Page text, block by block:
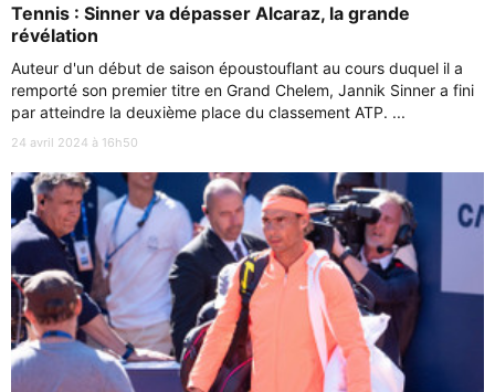
Tennis : Sinner va dépasser Alcaraz, la grande
révélation
Auteur d'un début de saison époustouflant au cours duquel il a
remporté son premier titre en Grand Chelem, Jannik Sinner a fini
par atteindre la deuxième place du classement ATP. ...
24 avril 2024 à 16h50